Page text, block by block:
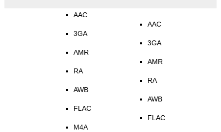
AAC
3GA
AMR
RA
AWB
FLAC
M4A
AAC
3GA
AMR
RA
AWB
FLAC